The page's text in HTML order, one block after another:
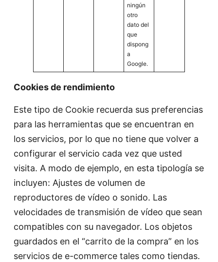
ningún
otro
dato del
que
dispong
a
Google.
Cookies de rendimiento
Este tipo de Cookie recuerda sus preferencias
para las herramientas que se encuentran en
los servicios, por lo que no tiene que volver a
configurar el servicio cada vez que usted
visita. A modo de ejemplo, en esta tipología se
incluyen: Ajustes de volumen de
reproductores de vídeo o sonido. Las
velocidades de transmisión de vídeo que sean
compatibles con su navegador. Los objetos
guardados en el “carrito de la compra” en los
servicios de e-commerce tales como tiendas.